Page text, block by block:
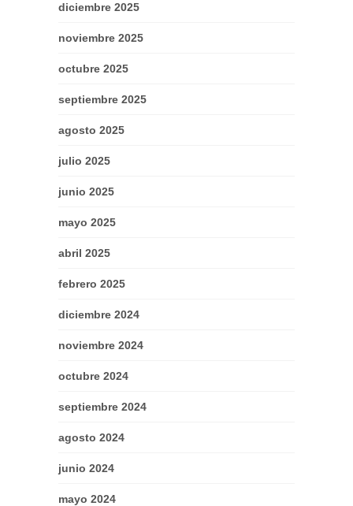
diciembre 2025
noviembre 2025
octubre 2025
septiembre 2025
agosto 2025
julio 2025
junio 2025
mayo 2025
abril 2025
febrero 2025
diciembre 2024
noviembre 2024
octubre 2024
septiembre 2024
agosto 2024
junio 2024
mayo 2024